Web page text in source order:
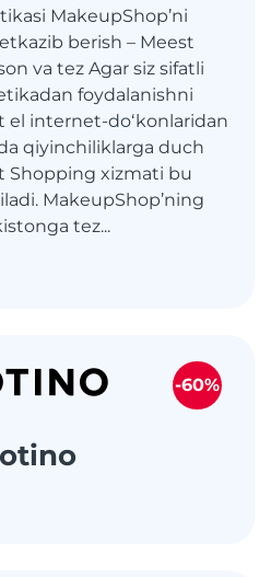
MakeupShop’ni
berish – Meest
va tez Agar siz sifatli
foydalanishni
el internet-doʻkonlaridan
qiyinchiliklarga duch
Shopping xizmati bu
MakeupShop’ning
tez...
-60%